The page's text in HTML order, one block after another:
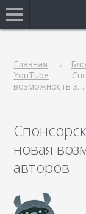
Главная
YouTube
возможность з…
новая
авторов